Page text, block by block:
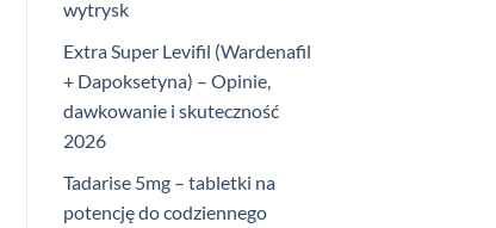
wytrysk
Extra Super Levifil (Wardenafil
+ Dapoksetyna) – Opinie,
dawkowanie i skuteczność
2026
Tadarise 5mg – tabletki na
potencję do codziennego